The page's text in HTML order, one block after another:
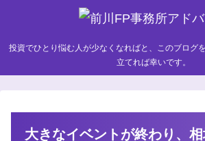
投資でひとり悩む人が少なくなればと、このブログ
立てれば幸いです。
大きなイベントが終わり、